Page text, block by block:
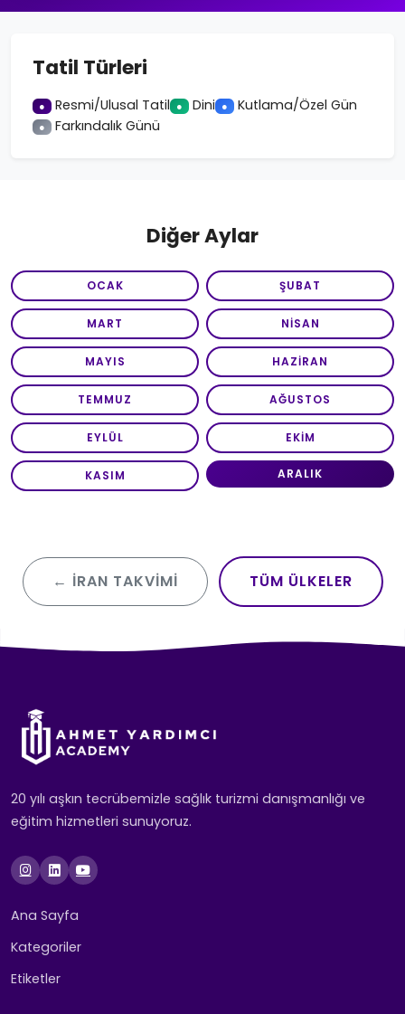
Tatil Türleri
● Resmi/Ulusal Tatil ● Dini ● Kutlama/Özel Gün
● Farkındalık Günü
Diğer Aylar
OCAK ŞUBAT
MART NISAN
MAYIS HAZIRAN
TEMMUZ AĞUSTOS
EYLÜL EKIM
KASIM ARALIK
← İRAN TAKVIMI TÜM ÜLKELER
20 yılı aşkın tecrübemizle sağlık turizmi danışmanlığı ve
eğitim hizmetleri sunuyoruz.
Ana Sayfa
Kategoriler
Etiketler